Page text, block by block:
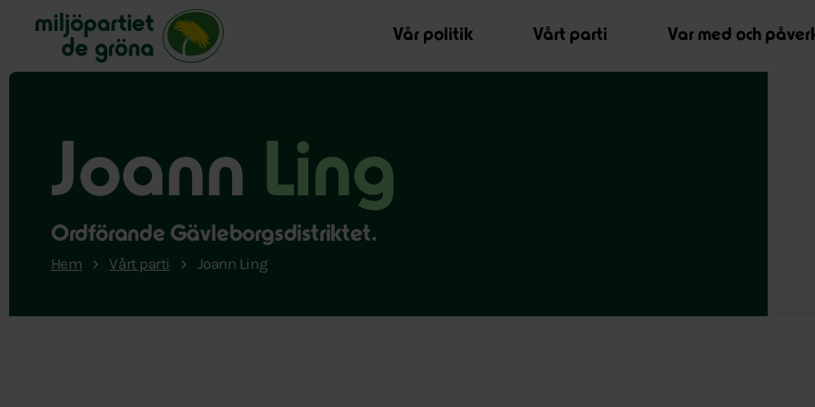
Miljöpartiet de gröna, startsida
Vår politik
Vårt parti Var med och
Joann Ling
Ordförande Gävleborgsdistriktet.
Hem Vårt parti Joann Ling